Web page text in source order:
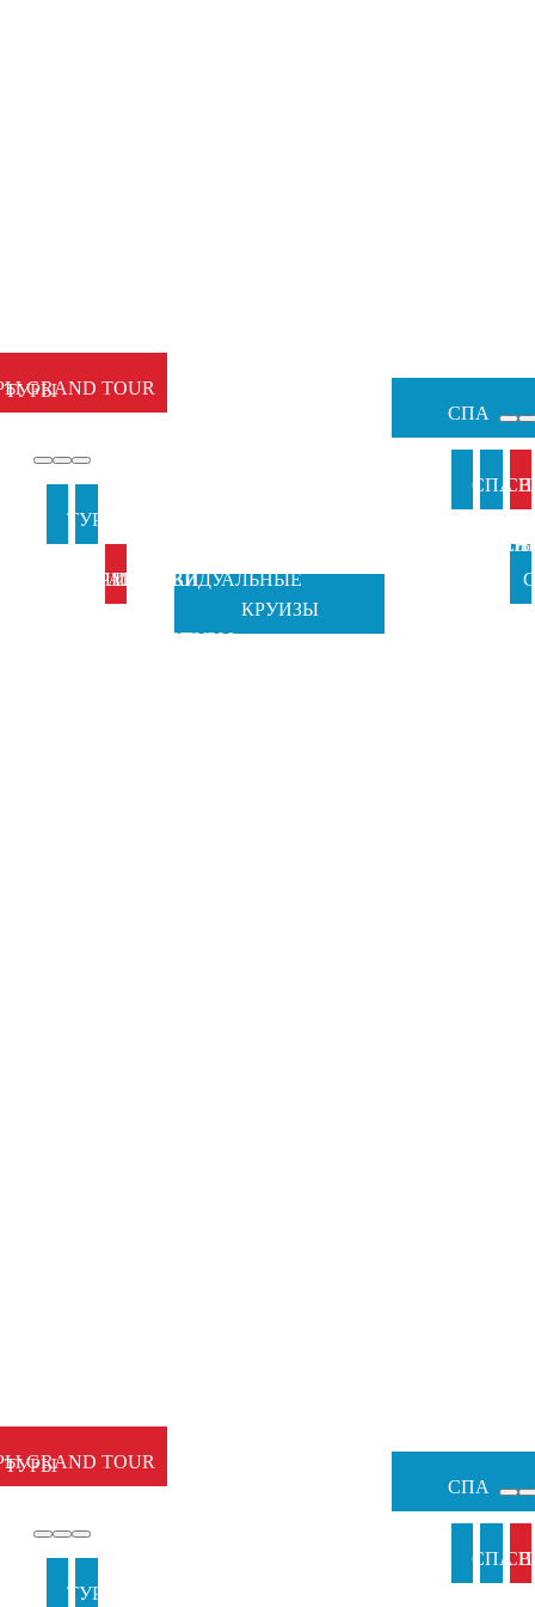
ТУРЫ
GRAND TOUR
ТУРЫ В
ИТАЛИЮ
ПРАЗДНИКИ
ОТ GRAND
ИНДИВИДУАЛЬНЫЕ
ТУРЫ
КРУИЗЫ
СПА
СПА В
ИТАЛИИ
ТУРЫ
GRAND TOUR
ТУРЫ В
СПА
СПА В